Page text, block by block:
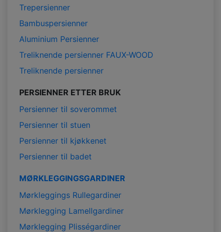
Trepersienner
Bambuspersienner
Aluminium Persienner
Treliknende persienner FAUX-WOOD
Treliknende persienner
PERSIENNER ETTER BRUK
Persienner til soverommet
Persienner til stuen
Persienner til kjøkkenet
Persienner til badet
MØRKLEGGINGSGARDINER
Mørkleggings Rullegardiner
Mørklegging Lamellgardiner
Mørklegging Plisségardiner